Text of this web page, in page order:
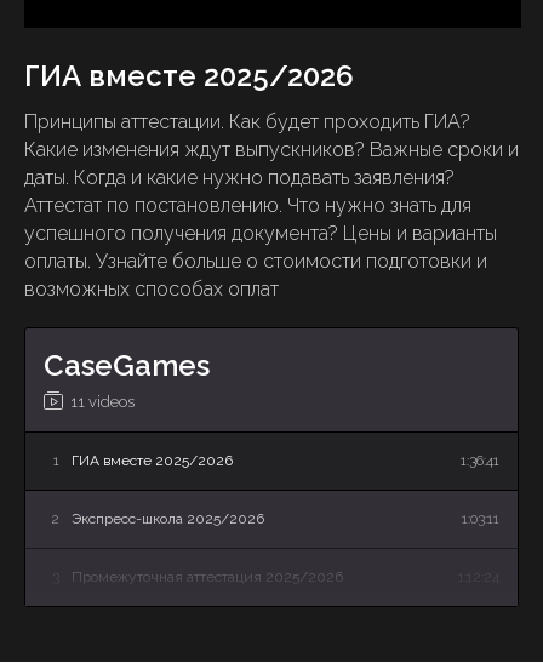
CaseGames
11 videos
1 ГИА вместе 2025/2026 1:36:41
2 Экспресс-школа 2025/2026 1:03:11
Промежуточная аттестация 2025/2026 1:12:24
ГИА вместе 2025/2026
Принципы аттестации. Как будет проходить ГИА?
Какие изменения ждут выпускников? Важные сроки и
даты. Когда и какие нужно подавать заявления?
Аттестат по постановлению. Что нужно знать для
успешного получения документа? Цены и варианты
оплаты. Узнайте больше о стоимости подготовки и
возможных способах оплат